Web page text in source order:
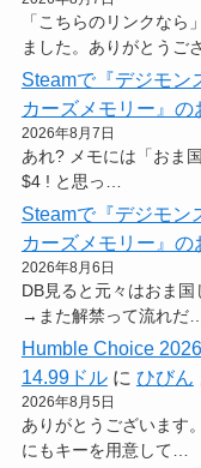
「こちらのリンクなら
ました。ありがとうご
Steamで『デジモン
カーズメモリー』の
2026年8月7日
あれ? メモには「おま
$4 ! と思っ…
Steamで『デジモン
カーズメモリー』の
2026年8月6日
DB見ると元々はおま
→また解禁って流れだ…
Humble Choice
14.99ドルに ひびん
2026年8月5日
ありがとうございます
にもキーを用意して…